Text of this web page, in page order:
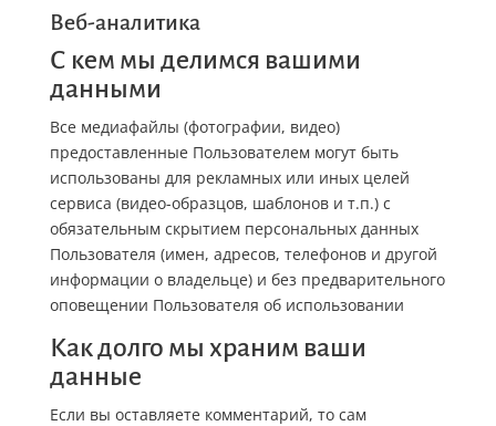
Веб-аналитика
С кем мы делимся вашими
данными
Все медиафайлы (фотографии, видео)
предоставленные Пользователем могут быть
использованы для рекламных или иных целей
сервиса (видео-образцов, шаблонов и т.п.) с
обязательным скрытием персональных данных
Пользователя (имен, адресов, телефонов и другой
информации о владельце) и без предварительного
оповещении Пользователя об использовании
Как долго мы храним ваши
данные
Если вы оставляете комментарий, то сам